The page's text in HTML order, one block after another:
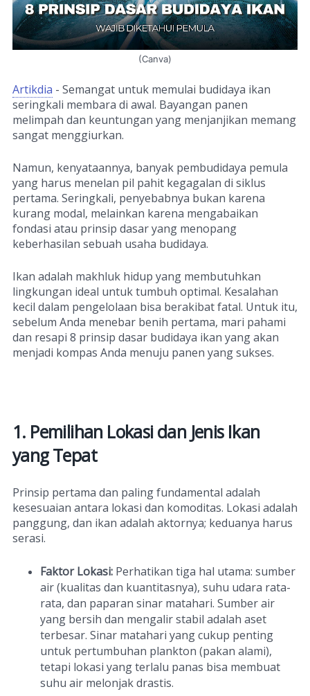
(Canva)
Artikdia - Semangat untuk memulai budidaya ikan
seringkali membara di awal. Bayangan panen
melimpah dan keuntungan yang menjanjikan memang
sangat menggiurkan.
Namun, kenyataannya, banyak pembudidaya pemula
yang harus menelan pil pahit kegagalan di siklus
pertama. Seringkali, penyebabnya bukan karena
kurang modal, melainkan karena mengabaikan
fondasi atau prinsip dasar yang menopang
keberhasilan sebuah usaha budidaya.
Ikan adalah makhluk hidup yang membutuhkan
lingkungan ideal untuk tumbuh optimal. Kesalahan
kecil dalam pengelolaan bisa berakibat fatal. Untuk itu,
sebelum Anda menebar benih pertama, mari pahami
dan resapi 8 prinsip dasar budidaya ikan yang akan
menjadi kompas Anda menuju panen yang sukses.
1. Pemilihan Lokasi dan Jenis Ikan
yang Tepat
Prinsip pertama dan paling fundamental adalah
kesesuaian antara lokasi dan komoditas. Lokasi adalah
panggung, dan ikan adalah aktornya; keduanya harus
serasi.
Faktor Lokasi: Perhatikan tiga hal utama: sumber
air (kualitas dan kuantitasnya), suhu udara rata-
rata, dan paparan sinar matahari. Sumber air
yang bersih dan mengalir stabil adalah aset
terbesar. Sinar matahari yang cukup penting
untuk pertumbuhan plankton (pakan alami),
tetapi lokasi yang terlalu panas bisa membuat
suhu air melonjak drastis.